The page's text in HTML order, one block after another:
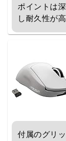
ポイントは
し耐久性が
付属のグリ